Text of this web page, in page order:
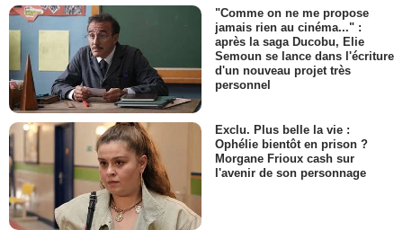
"Comme on ne me propose
jamais rien au cinéma..." :
après la saga Ducobu, Elie
Semoun se lance dans l'écriture
d'un nouveau projet très
personnel
Exclu. Plus belle la vie :
Ophélie bientôt en prison ?
Morgane Frioux cash sur
l'avenir de son personnage